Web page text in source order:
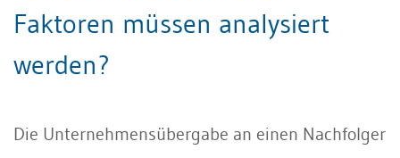
Faktoren müssen analysiert
werden?
Die Unternehmensübergabe an einen Nachfolger